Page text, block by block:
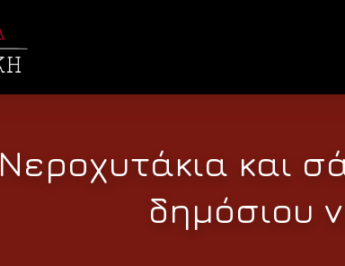
Νεροχυτάκια και
δημόσιου